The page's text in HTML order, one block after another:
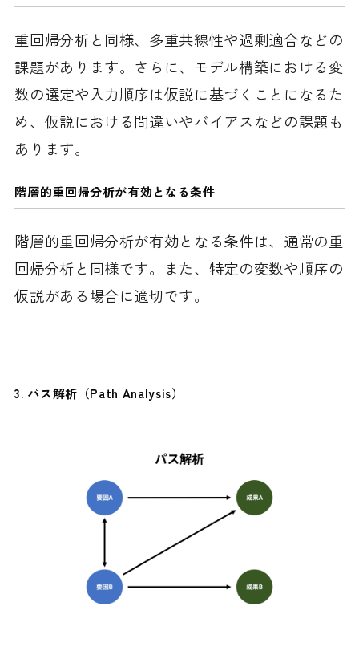
重回帰分析と同様、多重共線性や過剰適合などの
課題があります。さらに、モデル構築における変
数の選定や入力順序は仮説に基づくことになるた
め、仮説における間違いやバイアスなどの課題も
あります。
階層的重回帰分析が有効となる条件
階層的重回帰分析が有効となる条件は、通常の重
回帰分析と同様です。また、特定の変数や順序の
仮説がある場合に適切です。
3. パス解析（Path Analysis）